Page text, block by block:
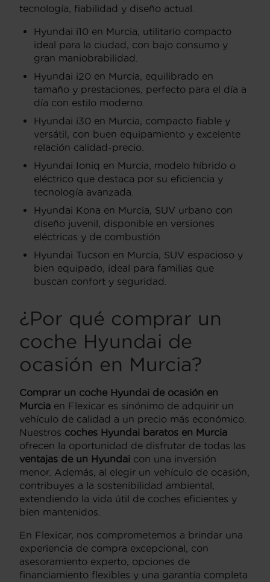
tecnología, fiabilidad y diseño actual.
Hyundai i10 en Murcia, utilitario compacto
ideal para la ciudad, con bajo consumo y
gran maniobrabilidad.
Hyundai i20 en Murcia, equilibrado en
tamaño y prestaciones, perfecto para el día a
día con estilo moderno.
Hyundai i30 en Murcia, compacto fiable y
versátil, con buen equipamiento y excelente
relación calidad-precio.
Hyundai Ioniq en Murcia, modelo híbrido o
eléctrico que destaca por su eficiencia y
tecnología avanzada.
Hyundai Kona en Murcia, SUV urbano con
diseño juvenil, disponible en versiones
eléctricas y de combustión.
Hyundai Tucson en Murcia, SUV espacioso y
bien equipado, ideal para familias que
buscan confort y seguridad.
¿Por qué comprar un
coche Hyundai de
ocasión en Murcia?
Comprar un coche Hyundai de ocasión en
Murcia en Flexicar es sinónimo de adquirir un
vehículo de calidad a un precio más económico.
Nuestros coches Hyundai baratos en Murcia
ofrecen la oportunidad de disfrutar de todas las
ventajas de un Hyundai con una inversión
menor. Además, al elegir un vehículo de ocasión,
contribuyes a la sostenibilidad ambiental,
extendiendo la vida útil de coches eficientes y
bien mantenidos.
En Flexicar, nos comprometemos a brindar una
experiencia de compra excepcional, con
asesoramiento experto, opciones de
financiamiento flexibles y una garantía completa